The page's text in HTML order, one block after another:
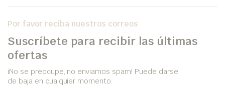
Por favor reciba nuestros correos
Suscríbete para recibir las últimas
ofertas
iNo se preocupe, no enviamos spam! Puede darse
de baja en cualquier momento.